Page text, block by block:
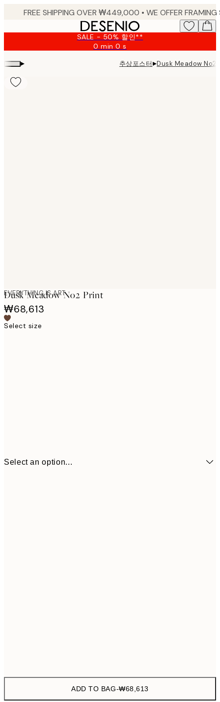
SALE - 50% 할인**
0 min0 s
Valid
until:
2026-
▸ 추상포스터▸Dusk Meadow No2
EVERYTHING IS ART
Dusk Meadow No2 Print
₩68,613
Select size
Select an option...
ADD TO BAG-₩68,613